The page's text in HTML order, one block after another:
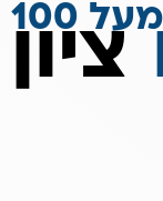
מעל 100 חוות דעת